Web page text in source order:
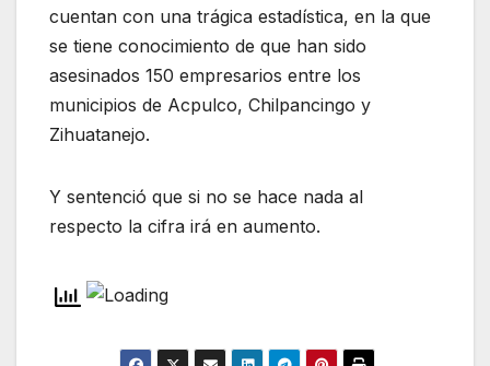
cuentan con una trágica estadística, en la que
se tiene conocimiento de que han sido
asesinados 150 empresarios entre los
municipios de Acpulco, Chilpancingo y
Zihuatanejo.
Y sentenció que si no se hace nada al
respecto la cifra irá en aumento.